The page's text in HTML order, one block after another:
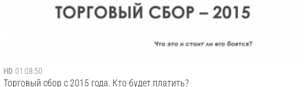
HD 01:08:50
Торговый сбор с 2015 года. Кто будет платить?